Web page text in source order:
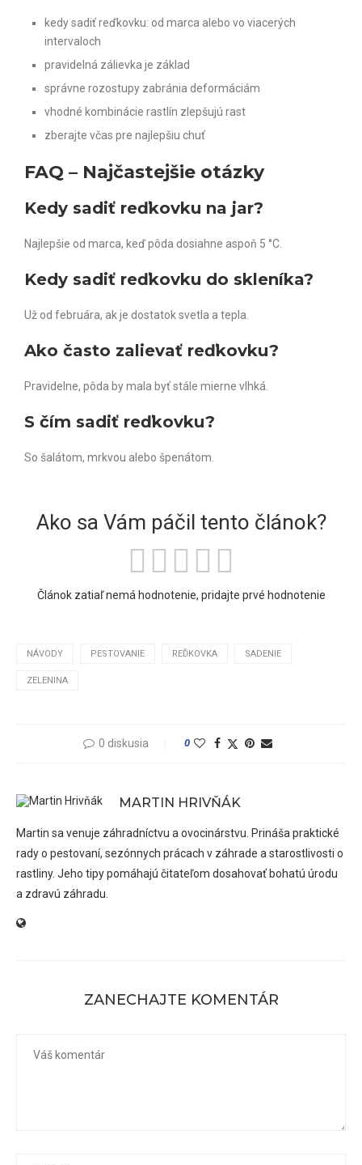
kedy sadiť reďkovku: od marca alebo vo viacerých
intervaloch
pravidelná zálievka je základ
správne rozostupy zabránia deformáciám
vhodné kombinácie rastlín zlepšujú rast
zberajte včas pre najlepšiu chuť
FAQ – Najčastejšie otázky
Kedy sadiť reďkovku na jar?
Najlepšie od marca, keď pôda dosiahne aspoň 5 °C.
Kedy sadiť reďkovku do skleníka?
Už od februára, ak je dostatok svetla a tepla.
Ako často zalievať reďkovku?
Pravidelne, pôda by mala byť stále mierne vlhká.
S čím sadiť reďkovku?
So šalátom, mrkvou alebo špenátom.
Ako sa Vám páčil tento článok?
Článok zatiaľ nemá hodnotenie, pridajte prvé hodnotenie
NÁVODY PESTOVANIE REĎKOVKA SADENIE
ZELENINA
0 diskusia 0
MARTIN HRIVŇÁK
Martin sa venuje záhradníctvu a ovocinárstvu. Prináša praktické
rady o pestovaní, sezónnych prácach v záhrade a starostlivosti o
rastliny. Jeho tipy pomáhajú čitateľom dosahovať bohatú úrodu
a zdravú záhradu.
ZANECHAJTE KOMENTÁR